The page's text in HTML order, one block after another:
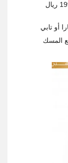
بسعر مميز على متجر يونيك سنت بسعر 199 ريال
أو تابي
المسك